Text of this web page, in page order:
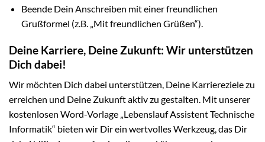
Beende Dein Anschreiben mit einer freundlichen
Grußformel (z.B. „Mit freundlichen Grüßen“).
Deine Karriere, Deine Zukunft: Wir unterstützen
Dich dabei!
Wir möchten Dich dabei unterstützen, Deine Karriereziele zu
erreichen und Deine Zukunft aktiv zu gestalten. Mit unserer
kostenlosen Word-Vorlage „Lebenslauf Assistent Technische
Informatik“ bieten wir Dir ein wertvolles Werkzeug, das Dir